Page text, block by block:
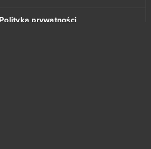
Polityka prywatności